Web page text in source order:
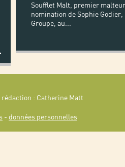
Soufflet Malt, premier
nomination de Sophie
Groupe, au...
rédaction : Catherine Matt
- données personnelles